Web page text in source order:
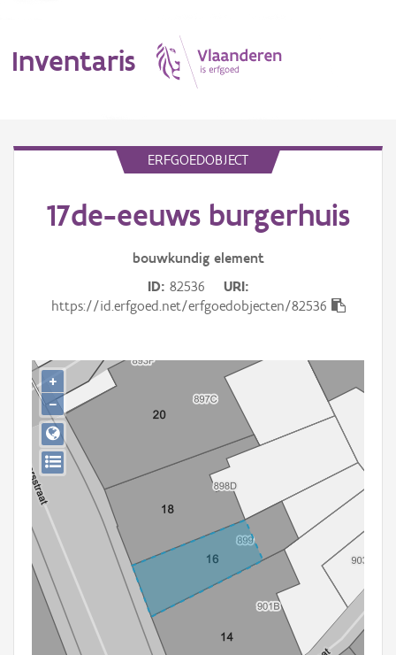
Inventaris
Erfgoedobject
Gebeurtenis
Persoon of collectief
Downloads
Hergebruik
Aanmelden
ERFGOEDOBJECT
17de-eeuws burgerhuis
bouwkundig element
ID 82536
URI
https://id.erfgoed.net/erfgoedobjecten/82536
+
−